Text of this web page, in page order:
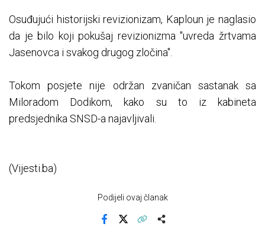
Osuđujući historijski revizionizam, Kaploun je naglasio
da je bilo koji pokušaj revizionizma "uvreda žrtvama
Jasenovca i svakog drugog zločina".
Tokom posjete nije održan zvaničan sastanak sa
Miloradom Dodikom, kako su to iz kabineta
predsjednika SNSD-a najavljivali.
(Vijesti.ba)
Podijeli ovaj članak